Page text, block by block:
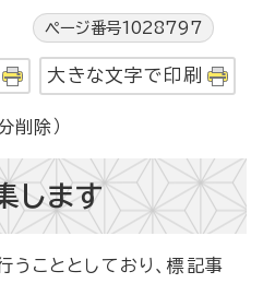
ページ番号1028797
大きな文字で印刷
除）
します
こととしており、標記事